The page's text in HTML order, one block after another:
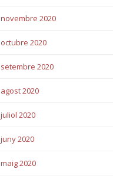
novembre 2020
octubre 2020
setembre 2020
agost 2020
juliol 2020
juny 2020
maig 2020